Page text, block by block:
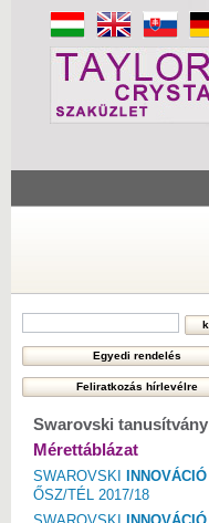
Swarovski tanusítvány
Mérettáblázat
SWAROVSKI
INNOVÁCIÓ
ŐSZ/TÉL 2017/18